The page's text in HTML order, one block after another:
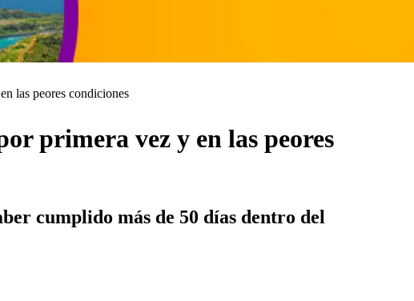
las peores condiciones
primera vez y en las peores
cumplido más de 50 días dentro del